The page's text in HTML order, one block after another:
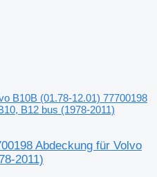
B10B (01.78-12.01) 77700198
B12 bus (1978-2011)
Abdeckung für Volvo
2011)